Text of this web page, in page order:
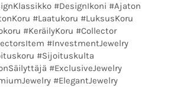
#DesignIkoni #Ajaton
#Laatukoru #LuksusKoru
#KeräilyKoru #Collector
#InvestmentJewelry
#Sijoituskulta
#ExclusiveJewelry
#ElegantJewelry